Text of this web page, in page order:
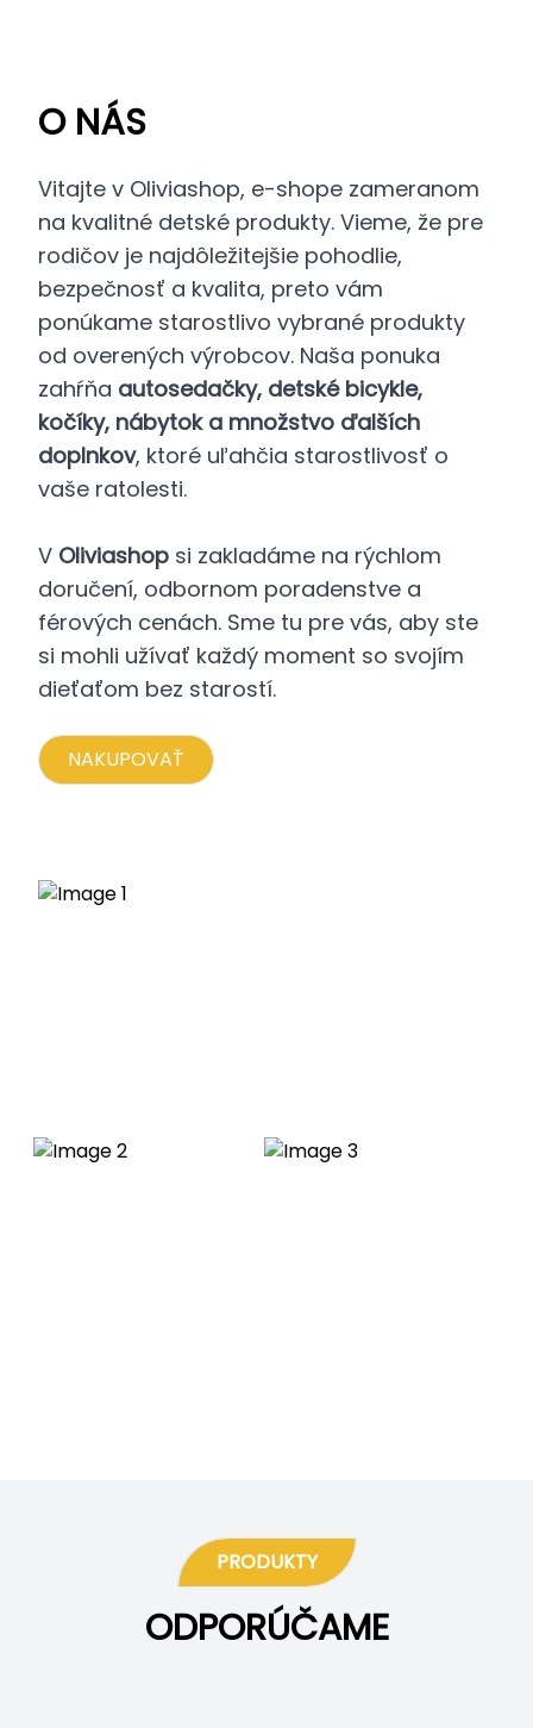
O NÁS
Vitajte v Oliviashop, e-shope zameranom
na kvalitné detské produkty. Vieme, že pre
rodičov je najdôležitejšie pohodlie,
bezpečnosť a kvalita, preto vám
ponúkame starostlivo vybrané produkty
od overených výrobcov. Naša ponuka
zahŕňa autosedačky, detské bicykle,
kočíky, nábytok a množstvo ďalších
doplnkov, ktoré uľahčia starostlivosť o
vaše ratolesti.
V Oliviashop si zakladáme na rýchlom
doručení, odbornom poradenstve a
férových cenách. Sme tu pre vás, aby ste
si mohli užívať každý moment so svojím
dieťaťom bez starostí.
NAKUPOVAŤ
PRODUKTY
ODPORÚČAME